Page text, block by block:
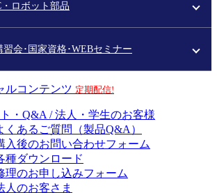
・ロボット部品
習会･国家資格･WEBセミナー
ルコンテンツ 定期配信!
・Q&A / 法人・学生のお客様
くあるご質問（製品Q&A）
入後のお問い合わせフォーム
種ダウンロード
理のお申し込みフォーム
人のお客さま